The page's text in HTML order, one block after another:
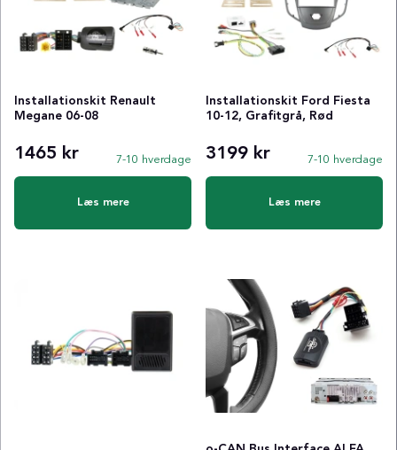
Installationskit Renault
Megane 06-08
1465 kr 7-10 hverdage
Læs mere
Installationskit Ford Fiesta
10-12, Grafitgrå, Rød
3199 kr 7-10 hverdage
Læs mere